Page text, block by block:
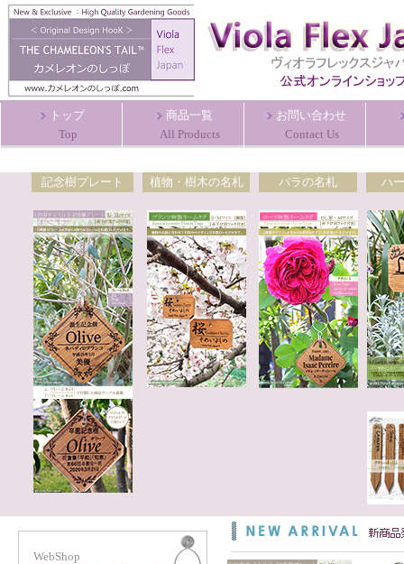
トップ
Top
商品一覧
All Products
お問い合わせ
Contact Us
記念樹プレート 植物・樹木の名札 バラの名札 ハ
WebShop